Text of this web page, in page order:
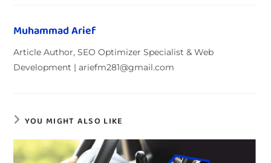
Muhammad Arief
Article Author, SEO Optimizer Specialist & Web
Development | ariefm281@gmail.com
YOU MIGHT ALSO LIKE